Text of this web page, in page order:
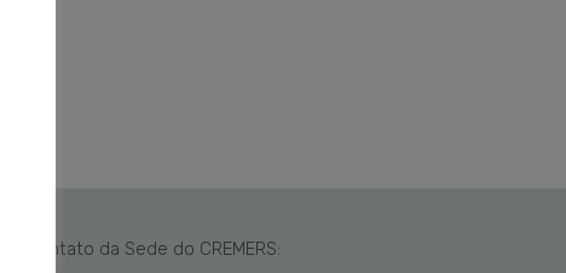
Contato da Sede do CREMERS: